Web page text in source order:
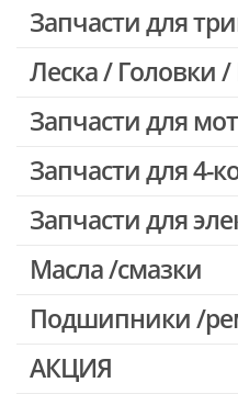
Запчасти для
Запчасти для Китайских
Леска / Головки
Запчасти для
Запчасти для 4-
Запчасти для
Двигатели, редукторы
Выключатели,
Запчасти для
Масла /смазки
Подшипники /
АКЦИЯ